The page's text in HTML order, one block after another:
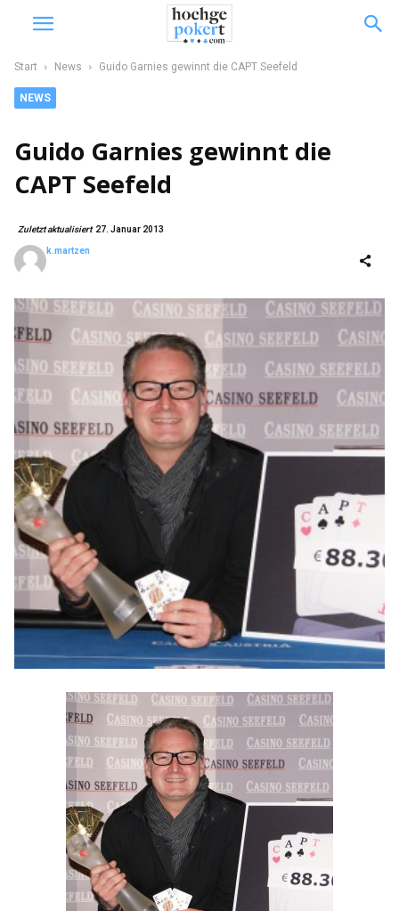
Start News Guido Garnies gewinnt die CAPT Seefeld
NEWS
Guido Garnies gewinnt die
CAPT Seefeld
Zuletzt aktualisiert 27. Januar 2013
k.martzen